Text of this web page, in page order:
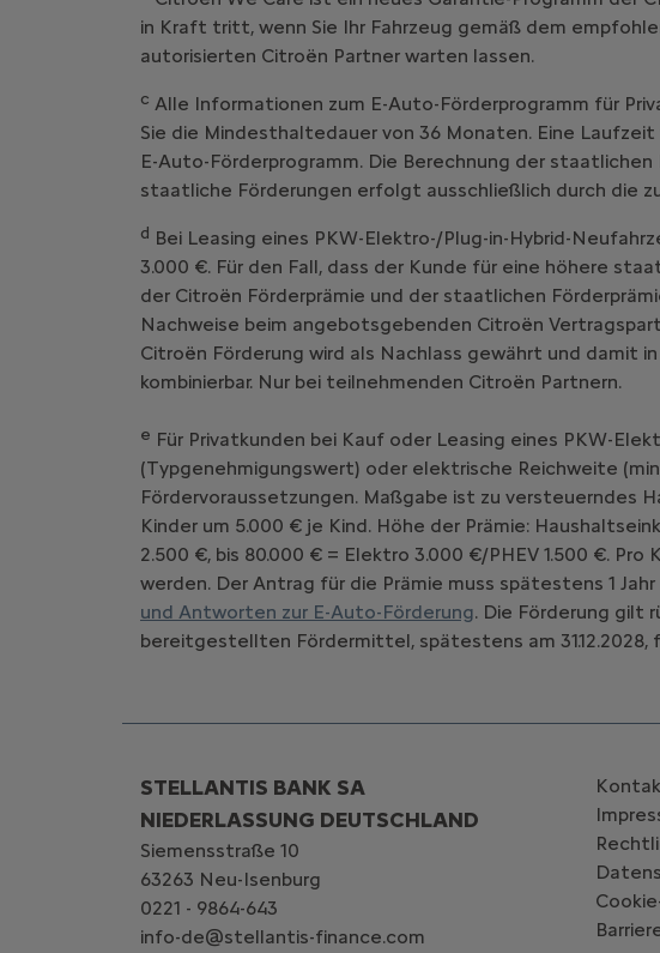
in Kraft tritt, wenn Sie Ihr Fahrzeug gemäß dem
autorisierten Citroën Partner warten lassen.
c Alle Informationen zum E-Auto-Förderprogramm für
Sie die Mindesthaltedauer von 36 Monaten. Eine
E-Auto-Förderprogramm. Die Berechnung der
staatliche Förderungen erfolgt ausschließlich durch die
d Bei Leasing eines PKW-Elektro-/Plug-in-Hybrid-
3.000 €. Für den Fall, dass der Kunde für eine höhere
der Citroën Förderprämie und der staatlichen
Nachweise beim angebotsgebenden Citroën
Citroën Förderung wird als Nachlass gewährt und damit
kombinierbar. Nur bei teilnehmenden Citroën Partnern.
e Für Privatkunden bei Kauf oder Leasing eines PKW-
(Typgenehmigungswert) oder elektrische Reichweite
Fördervoraussetzungen. Maßgabe ist zu versteuerndes
Kinder um 5.000 € je Kind. Höhe der Prämie:
2.500 €, bis 80.000 € = Elektro 3.000 €/PHEV 1.500 €.
werden. Der Antrag für die Prämie muss spätestens 1
und Antworten zur E-Auto-Förderung. Die Förderung gilt
bereitgestellten Fördermittel, spätestens am 31.12.2028,
STELLANTIS BANK SA
NIEDERLASSUNG DEUTSCHLAND
Siemensstraße 10
63263 Neu-Isenburg
0221 - 9864-643
info-de@stellantis-finance.com